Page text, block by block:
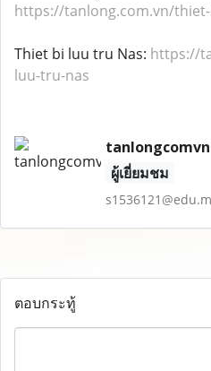
https://tanlong.com.vn/
Thiet bi luu tru Nas: https://
luu-tru-nas
tanlongcomvn
ผู้เยี่ยมชม
ตอบกระทู้